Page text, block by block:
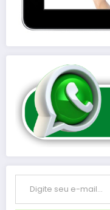
Digite seu e-mail…